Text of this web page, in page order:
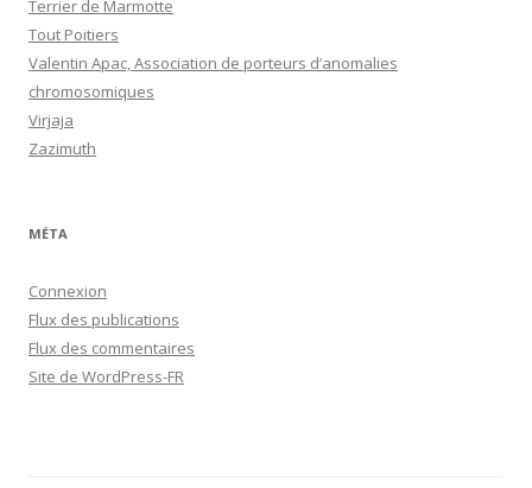
Terrier de Marmotte
Tout Poitiers
Valentin Apac, Association de porteurs d’anomalies
chromosomiques
Virjaja
Zazimuth
MÉTA
Connexion
Flux des publications
Flux des commentaires
Site de WordPress-FR